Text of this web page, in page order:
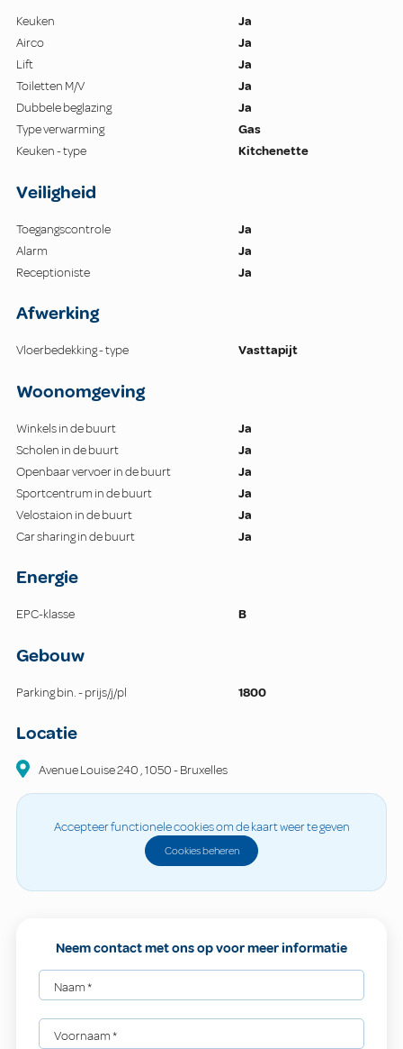
Keuken
Ja
Airco
Ja
Lift
Ja
Toiletten M/V
Ja
Dubbele beglazing
Ja
Type verwarming
Gas
Keuken - type
Kitchenette
Veiligheid
Toegangscontrole
Ja
Alarm
Ja
Receptioniste
Ja
Afwerking
Vloerbedekking - type Vasttapijt
Woonomgeving
Winkels in de buurt
Ja
Scholen in de buurt
Ja
Openbaar vervoer in de buurt
Ja
Sportcentrum in de buurt
Ja
Velostaion in de buurt
Ja
Car sharing in de buurt
Ja
Energie
EPC-klasse B
Gebouw
Parking bin. - prijs/j/pl 1800
Locatie
Avenue Louise240 ,1050-Bruxelles
Accepteer functionele cookies om de kaart weer te geven
Cookies beheren
Neem contact met ons op voor meer informatie
Naam*
Voornaam*